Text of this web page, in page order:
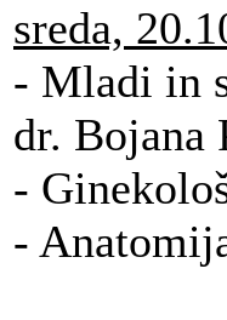
sreda,
- Mladi in
dr. Bojana
-
-